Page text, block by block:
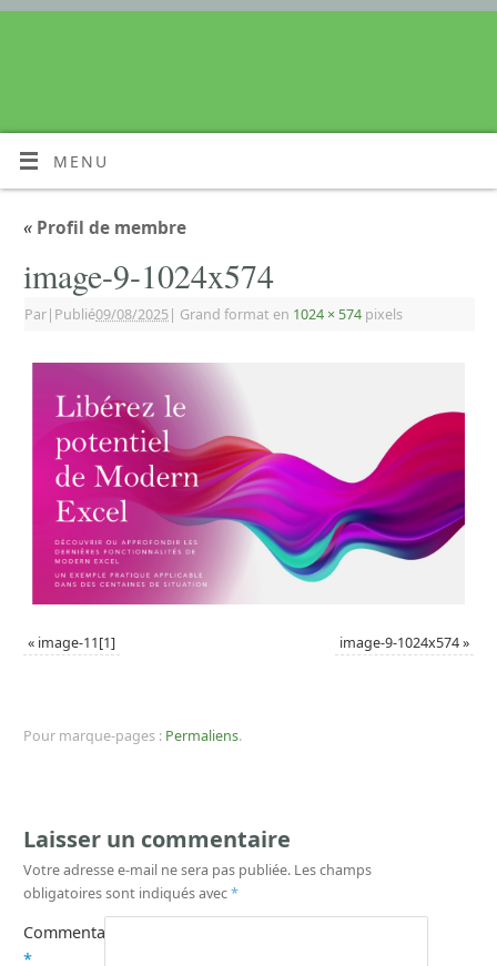
MENU
« Profil de membre
image-9-1024x574
Par| Publié09/08/2025| Grand format en 1024 × 574 pixels
« image-11[1] image-9-1024x574»
Pour marque-pages : Permaliens.
Laisser un commentaire
Votre adresse e-mail ne sera pas publiée. Les champs
obligatoires sont indiqués avec*
Commentaire
*